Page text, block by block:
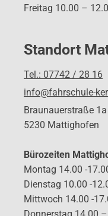
Freitag 10.00 –
Standort
Tel.: 07742 / 28 16
info@fahrschule-
Braunauerstraße 1a
5230 Mattighofen
Bürozeiten
Montag 14.00 -
Dienstag 10.00 -
Mittwoch 14.00 -